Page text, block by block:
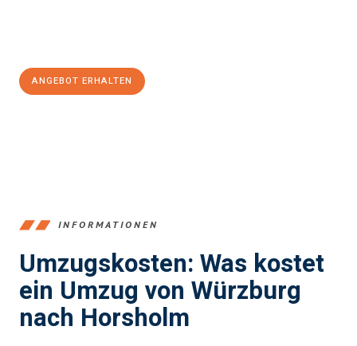
ANGEBOT ERHALTEN
INFORMATIONEN
Umzugskosten: Was kostet
ein Umzug von Würzburg
nach Horsholm